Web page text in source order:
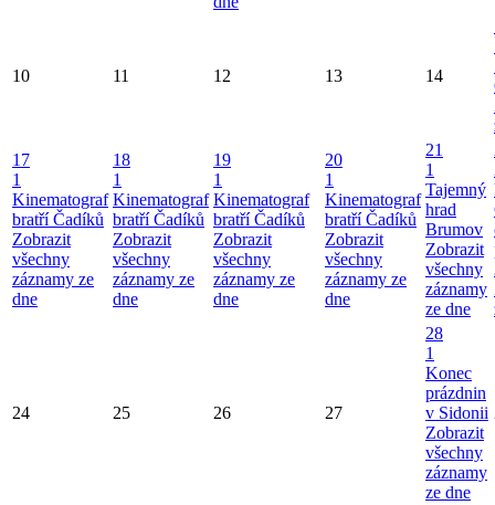
10 11 12 13 14
17
1
Kinematograf
bratří Čadíků
Zobrazit
všechny
záznamy ze
dne
18
1
Kinematograf
bratří Čadíků
Zobrazit
všechny
záznamy ze
dne
19
1
Kinematograf
bratří Čadíků
Zobrazit
všechny
záznamy ze
dne
20
1
Kinematograf
bratří Čadíků
Zobrazit
všechny
záznamy ze
dne
21
1
Tajemný
hrad
Brumov
Zobrazit
všechny
záznamy
ze dne
24 25 26 27
28
1
Konec
prázdnin
v Sidonii
Zobrazit
všechny
záznamy
ze dne